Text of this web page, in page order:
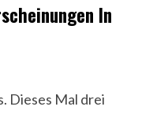
In
Dieses Mal drei